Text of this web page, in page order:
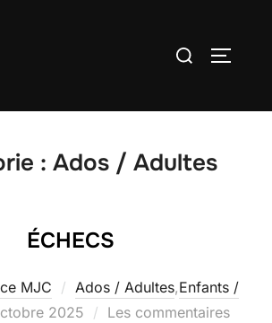
Rechercher :
: Ados / Adultes
ÉCHECS
MJC Ados / Adultes,Enfants /
2025
Les commentaires